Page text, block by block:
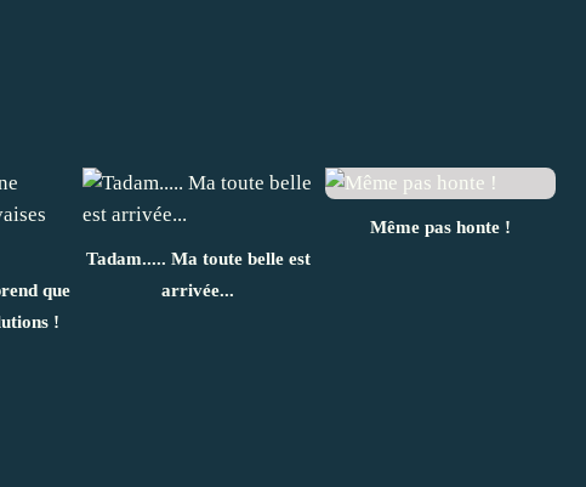
que
!
Tadam..... Ma toute belle est
arrivée...
Même pas honte !